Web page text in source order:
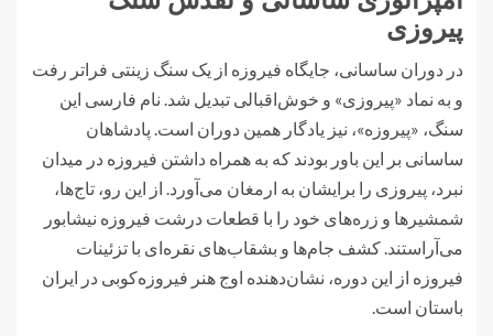
پیروزی
در دوران ساسانی، جایگاه فیروزه از یک سنگ زینتی فراتر رفت
و به نماد «پیروزی» و خوش‌اقبالی تبدیل شد. نام فارسی این
سنگ، «پیروزه»، نیز یادگار همین دوران است. پادشاهان
ساسانی بر این باور بودند که به همراه داشتن فیروزه در میدان
نبرد، پیروزی را برایشان به ارمغان می‌آورد. از این رو، تاج‌ها،
شمشیرها و زره‌های خود را با قطعات درشت فیروزه نیشابور
می‌آراستند. کشف جام‌ها و بشقاب‌های نقره‌ای با تزئینات
فیروزه از این دوره، نشان‌دهنده اوج هنر فیروزه‌کوبی در ایران
باستان است.